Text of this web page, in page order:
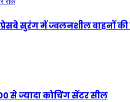
सुरंग में ज्वलनशील वाहनों की
से ज्यादा कोचिंग सेंटर सील